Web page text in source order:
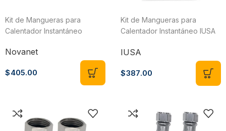
Kit de Mangueras para
Calentador Instantáneo
Novanet
$405.00
Kit de Mangueras para
Calentador Instantáneo IUSA
IUSA
$387.00